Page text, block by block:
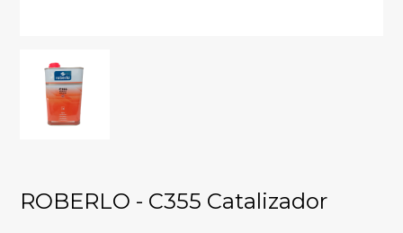
ROBERLO - C355 Catalizador